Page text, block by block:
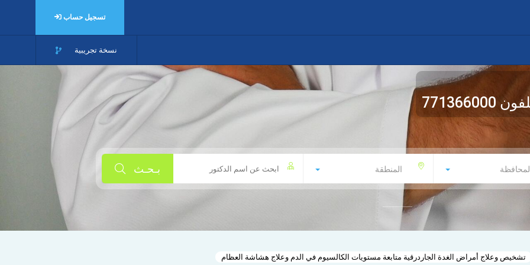
تسجيل حساب
نسخة تجريبية
المنطقة بـحـث
771366000
تشخيص وعلاج أمراض الغدة الجاردرقية متابعة مستويات الكالسيوم في الدم وعلاج هشاشة العظام